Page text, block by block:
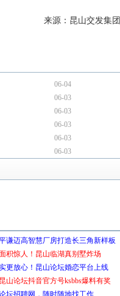
来源：昆山交发集团
06-04
06-03
06-03
06-03
06-03
06-03
谦迈高智慧厂房打造长三角新样板
积惊人！昆山临湖真别墅炸场
更放心！昆山论坛婚恋平台上线
山论坛抖音官方号ksbbs爆料有奖
坛招聘网，随时随地找工作